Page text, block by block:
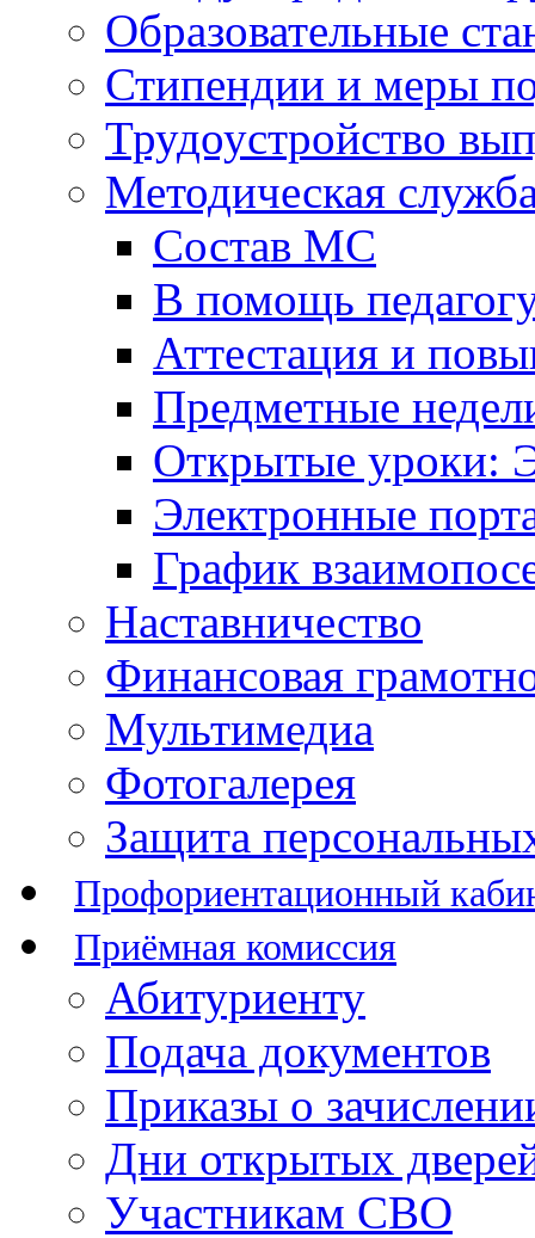
Образовательные
Стипендии и меры
Трудоустройство
Методическая
Состав МС
В помощь
Аттестация и
Предметные
Открытые уроки:
Электронные
График
Наставничество
Финансовая
Мультимедиа
Фотогалерея
Защита
Профориентационный
Приёмная комиссия
Абитуриенту
Подача документов
Приказы о
Дни открытых
Участникам СВО